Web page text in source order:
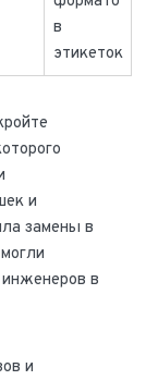
в
этикеток
и
замены в
в
и